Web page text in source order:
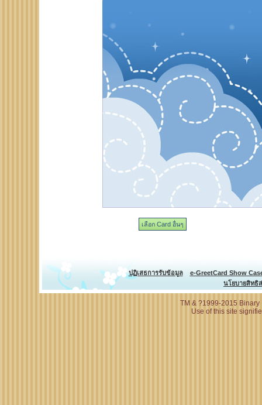
เลือก Card อื่นๆ
ปฏิเสธการรับข้อมูล
e-GreetCard Show
นโยบายสิทธิ
TM & ?1999-2015
Use of this site